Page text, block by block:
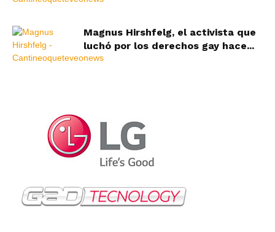
Magnus Hirshfelg, el activista que
luchó por los derechos gay hace...